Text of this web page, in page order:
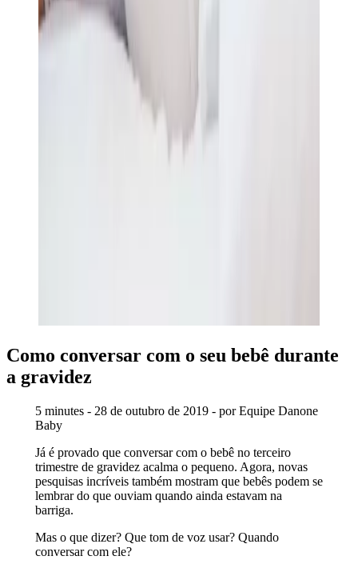
Como conversar com o seu bebê durante
a gravidez
5 minutes - 28 de outubro de 2019 - por Equipe Danone
Baby
Já é provado que conversar com o bebê no terceiro
trimestre de gravidez acalma o pequeno. Agora, novas
pesquisas incríveis também mostram que bebês podem se
lembrar do que ouviam quando ainda estavam na
barriga.
Mas o que dizer? Que tom de voz usar? Quando
conversar com ele?